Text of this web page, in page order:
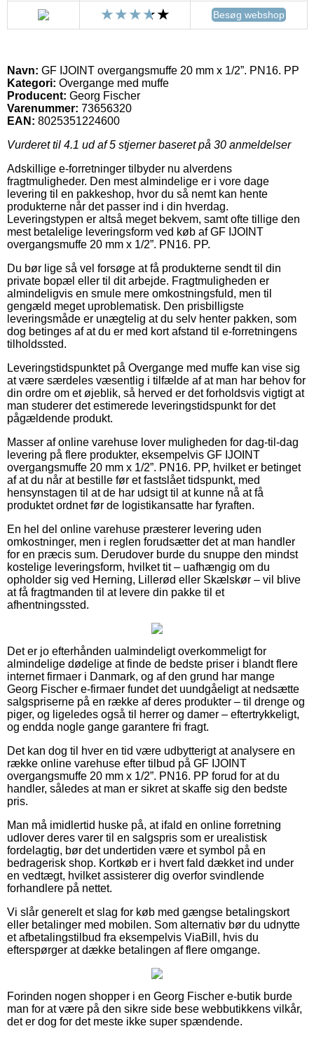
Besøg webshop
Navn: GF IJOINT overgangsmuffe 20 mm x 1/2”. PN16. PP
Kategori: Overgange med muffe
Producent: Georg Fischer
Varenummer: 73656320
EAN: 8025351224600
Vurderet til 4.1 ud af 5 stjerner baseret på 30 anmeldelser
Adskillige e-forretninger tilbyder nu alverdens
fragtmuligheder. Den mest almindelige er i vore dage
levering til en pakkeshop, hvor du så nemt kan hente
produkterne når det passer ind i din hverdag.
Leveringstypen er altså meget bekvem, samt ofte tillige den
mest betalelige leveringsform ved køb af GF IJOINT
overgangsmuffe 20 mm x 1/2”. PN16. PP.
Du bør lige så vel forsøge at få produkterne sendt til din
private bopæl eller til dit arbejde. Fragtmuligheden er
almindeligvis en smule mere omkostningsfuld, men til
gengæld meget uproblematisk. Den prisbilligste
leveringsmåde er unægtelig at du selv henter pakken, som
dog betinges af at du er med kort afstand til e-forretningens
tilholdssted.
Leveringstidspunktet på Overgange med muffe kan vise sig
at være særdeles væsentlig i tilfælde af at man har behov for
din ordre om et øjeblik, så herved er det forholdsvis vigtigt at
man studerer det estimerede leveringstidspunkt for det
pågældende produkt.
Masser af online varehuse lover muligheden for dag-til-dag
levering på flere produkter, eksempelvis GF IJOINT
overgangsmuffe 20 mm x 1/2”. PN16. PP, hvilket er betinget
af at du når at bestille før et fastslået tidspunkt, med
hensynstagen til at de har udsigt til at kunne nå at få
produktet ordnet før de logistikansatte har fyraften.
En hel del online varehuse præsterer levering uden
omkostninger, men i reglen forudsætter det at man handler
for en præcis sum. Derudover burde du snuppe den mindst
kostelige leveringsform, hvilket tit – uafhængig om du
opholder sig ved Herning, Lillerød eller Skælskør – vil blive
at få fragtmanden til at levere din pakke til et
afhentningssted.
Det er jo efterhånden ualmindeligt overkommeligt for
almindelige dødelige at finde de bedste priser i blandt flere
internet firmaer i Danmark, og af den grund har mange
Georg Fischer e-firmaer fundet det uundgåeligt at nedsætte
salgspriserne på en række af deres produkter – til drenge og
piger, og ligeledes også til herrer og damer – eftertrykkeligt,
og endda nogle gange garantere fri fragt.
Det kan dog til hver en tid være udbytterigt at analysere en
række online varehuse efter tilbud på GF IJOINT
overgangsmuffe 20 mm x 1/2”. PN16. PP forud for at du
handler, således at man er sikret at skaffe sig den bedste
pris.
Man må imidlertid huske på, at ifald en online forretning
udlover deres varer til en salgspris som er urealistisk
fordelagtig, bør det undertiden være et symbol på en
bedragerisk shop. Kortkøb er i hvert fald dækket ind under
en vedtægt, hvilket assisterer dig overfor svindlende
forhandlere på nettet.
Vi slår generelt et slag for køb med gængse betalingskort
eller betalinger med mobilen. Som alternativ bør du udnytte
et afbetalingstilbud fra eksempelvis ViaBill, hvis du
efterspørger at dække betalingen af flere omgange.
Forinden nogen shopper i en Georg Fischer e-butik burde
man for at være på den sikre side bese webbutikkens vilkår,
det er dog for det meste ikke super spændende.